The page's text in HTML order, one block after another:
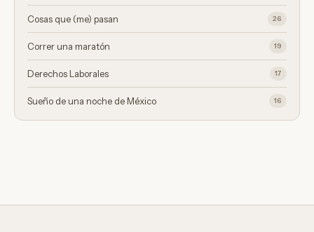
Cosas que (me) pasan 26
Correr una maratón 19
Derechos Laborales 17
Sueño de una noche de México 16